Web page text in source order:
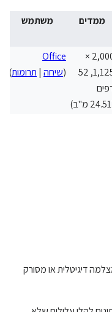
ממדים משתמש
2,000 ×
1,125, 52
Office
(שיחה | תרומות)
דיגיטלית או מסורק